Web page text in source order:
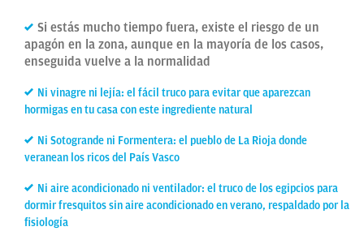
Si estás mucho tiempo fuera, existe el riesgo de un
apagón en la zona, aunque en la mayoría de los casos,
enseguida vuelve a la normalidad
Ni vinagre ni lejía: el fácil truco para evitar que aparezcan
hormigas en tu casa con este ingrediente natural
Ni Sotogrande ni Formentera: el pueblo de La Rioja donde
veranean los ricos del País Vasco
Ni aire acondicionado ni ventilador: el truco de los egipcios para
dormir fresquitos sin aire acondicionado en verano, respaldado por la
fisiología